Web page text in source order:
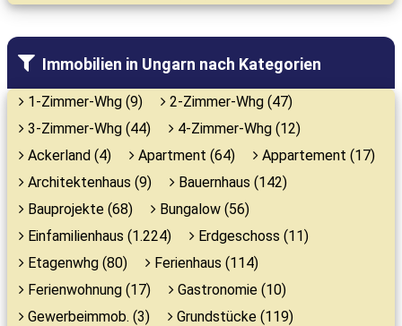
Immobilien in Ungarn nach Kategorien
1-Zimmer-Whg (9)
2-Zimmer-Whg (47)
3-Zimmer-Whg (44)
4-Zimmer-Whg (12)
Ackerland (4)
Apartment (64)
Appartement (17)
Architektenhaus (9)
Bauernhaus (142)
Bauprojekte (68)
Bungalow (56)
Einfamilienhaus (1.224)
Erdgeschoss (11)
Etagenwhg (80)
Ferienhaus (114)
Ferienwohnung (17)
Gastronomie (10)
Gewerbeimmob. (3)
Grundstücke (119)